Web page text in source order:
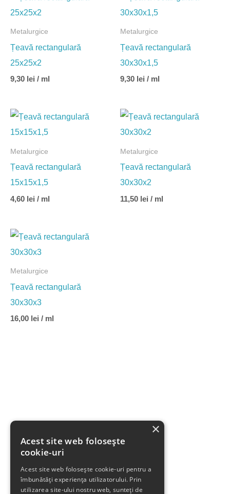
Metalurgice
Țeavă rectangulară
25x25x2
9,30 lei / ml
Metalurgice
Țeavă rectangulară
30x30x1,5
9,30 lei / ml
Metalurgice
Țeavă rectangulară
15x15x1,5
4,60 lei / ml
Metalurgice
Țeavă rectangulară
30x30x2
11,50 lei / ml
Metalurgice
Țeavă rectangulară
30x30x3
16,00 lei / ml
×
Acest site web folosește
cookie-uri
Acest site web folosește cookie-uri pentru a
îmbunătăți experiența utilizatorului. Prin
utilizarea site-ului nostru web, sunteți de